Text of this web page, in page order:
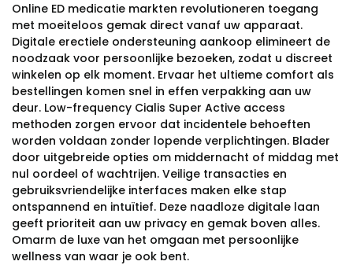
Online ED medicatie markten revolutioneren toegang
met moeiteloos gemak direct vanaf uw apparaat.
Digitale erectiele ondersteuning aankoop elimineert de
noodzaak voor persoonlijke bezoeken, zodat u discreet
winkelen op elk moment. Ervaar het ultieme comfort als
bestellingen komen snel in effen verpakking aan uw
deur. Low-frequency Cialis Super Active access
methoden zorgen ervoor dat incidentele behoeften
worden voldaan zonder lopende verplichtingen. Blader
door uitgebreide opties om middernacht of middag met
nul oordeel of wachtrijen. Veilige transacties en
gebruiksvriendelijke interfaces maken elke stap
ontspannend en intuïtief. Deze naadloze digitale laan
geeft prioriteit aan uw privacy en gemak boven alles.
Omarm de luxe van het omgaan met persoonlijke
wellness van waar je ook bent.